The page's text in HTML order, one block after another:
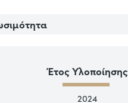
Έτος Υλοποίησης
2024